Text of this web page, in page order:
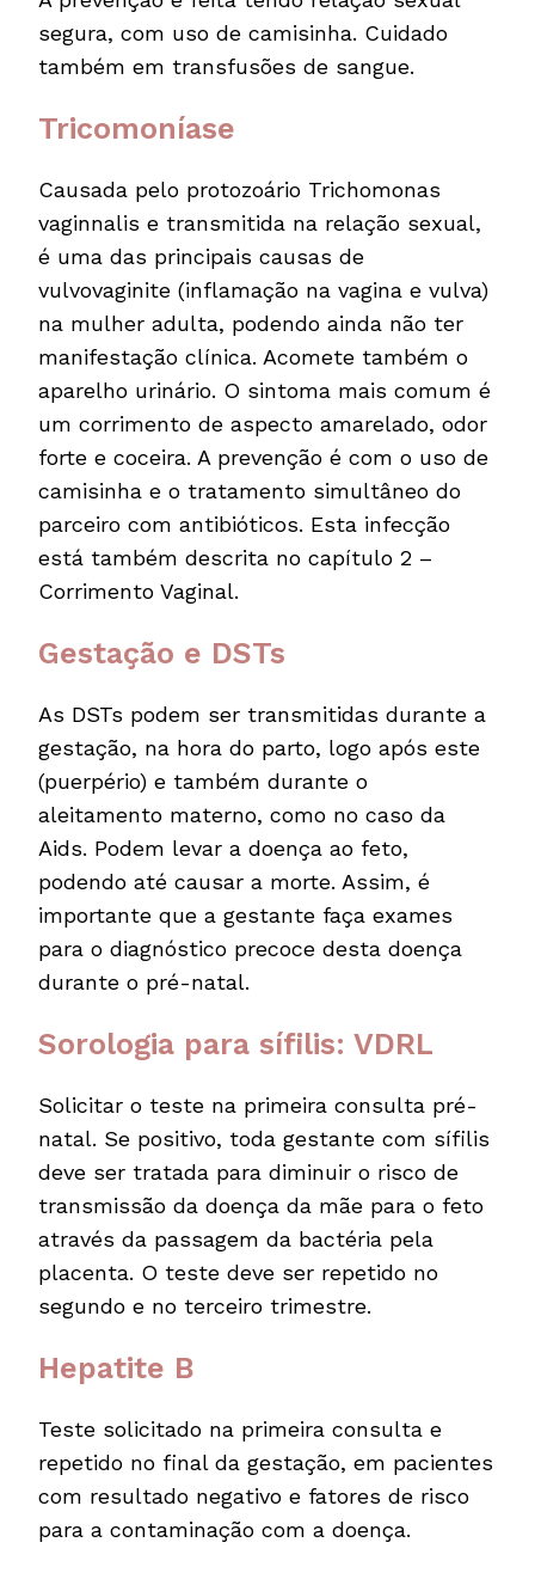
segura, com uso de camisinha. Cuidado
também em transfusões de sangue.
Tricomoníase
Causada pelo protozoário Trichomonas
vaginnalis e transmitida na relação sexual,
é uma das principais causas de
vulvovaginite (inflamação na vagina e vulva)
na mulher adulta, podendo ainda não ter
manifestação clínica. Acomete também o
aparelho urinário. O sintoma mais comum é
um corrimento de aspecto amarelado, odor
forte e coceira. A prevenção é com o uso de
camisinha e o tratamento simultâneo do
parceiro com antibióticos. Esta infecção
está também descrita no capítulo 2 –
Corrimento Vaginal.
Gestação e DSTs
As DSTs podem ser transmitidas durante a
gestação, na hora do parto, logo após este
(puerpério) e também durante o
aleitamento materno, como no caso da
Aids. Podem levar a doença ao feto,
podendo até causar a morte. Assim, é
importante que a gestante faça exames
para o diagnóstico precoce desta doença
durante o pré-natal.
Sorologia para sífilis: VDRL
Solicitar o teste na primeira consulta pré-
natal. Se positivo, toda gestante com sífilis
deve ser tratada para diminuir o risco de
transmissão da doença da mãe para o feto
através da passagem da bactéria pela
placenta. O teste deve ser repetido no
segundo e no terceiro trimestre.
Hepatite B
Teste solicitado na primeira consulta e
repetido no final da gestação, em pacientes
com resultado negativo e fatores de risco
para a contaminação com a doença.